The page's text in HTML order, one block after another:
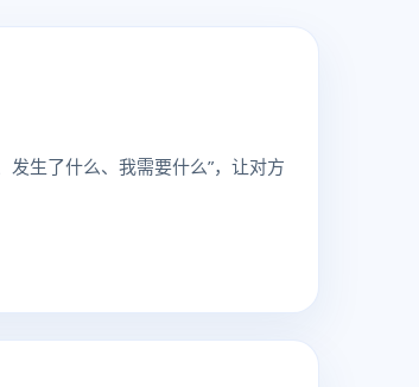
发生了什么、我需要什么”，让对方